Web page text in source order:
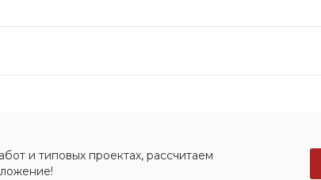
и типовых проектах, рассчитаем